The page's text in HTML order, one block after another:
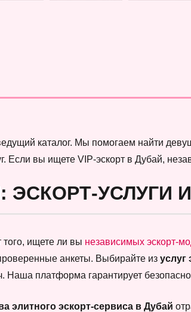
каталог. Мы помогаем найти
Если вы ищете VIP-эскорт в Дубай,
ЭСКОРТ-УСЛУГИ
того, ищете ли вы независимых эскорт-
анкеты. Выбирайте из услуг
Наша платформа гарантирует
элитного эскорт-сервиса в Дубай